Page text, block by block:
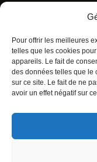
Pour offrir les meilleures
telles que les cookies
appareils. Le fait de
des données telles que le
sur ce site. Le fait de ne
avoir un effet négatif sur
Charte pour la
© ALL RIGHTS